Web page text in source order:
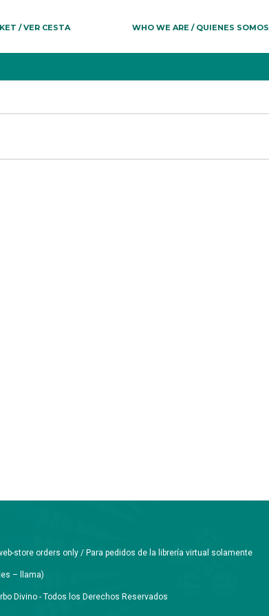
/ VER CESTA WHO WE ARE / QUIENES SOMOS
web-store orders only / Para pedidos de la librería virtual solamente
– llama)
Divino - Todos los Derechos Reservados